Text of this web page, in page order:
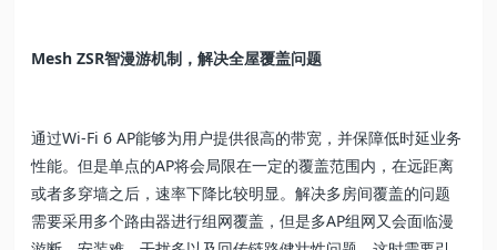
Mesh ZSR智漫游机制，解决全屋覆盖问题
通过Wi-Fi 6 AP能够为用户提供很高的带宽，并保障低时延业务
性能。但是单点的AP将会局限在一定的覆盖范围内，在远距离
或者多穿墙之后，速率下降比较明显。解决多房间覆盖的问题
需要采用多个路由器进行组网覆盖，但是多AP组网又会面临漫